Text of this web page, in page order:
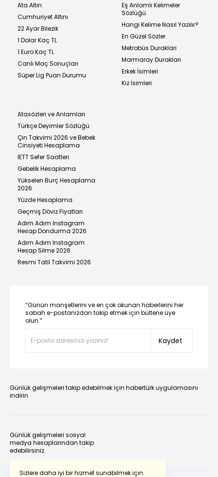
Sizlere daha iyi bir hizmet sunabilmek için
Ata Altın
Cumhuriyet Altını
22 Ayar Bilezik
1 Dolar Kaç TL
1 Euro Kaç TL
Canlı Maç Sonuçları
Süper Lig Puan Durumu
Eş Anlamlı Kelimeler
Sözlüğü
Hangi Kelime Nasıl Yazılır?
En Güzel Sözler
Metrobüs Durakları
Marmaray Durakları
Erkek İsimleri
Kız İsimleri
Atasözleri ve Anlamları
Türkçe Deyimler Sözlüğü
Çin Takvimi 2026 ve Bebek
Cinsiyeti Hesaplama
İETT Sefer Saatleri
Gebelik Hesaplama
Yükselen Burç Hesaplama
2026
Yüzde Hesaplama
Geçmiş Döviz Fiyatları
Adım Adım Instagram
Hesap Dondurma 2026
Adım Adım Instagram
Hesap Silme 2026
Resmi Tatil Takvimi 2026
“Günün manşetlerini ve en çok okunan haberlerini her
sabah e-postanızdan takip etmek için bültene üye
olun.”
Kaydet
Günlük gelişmeleri takip edebilmek için habertürk uygulamasını
indirin
Günlük gelişmeleri sosyal
medya hesaplarından takip
edebilirsiniz.